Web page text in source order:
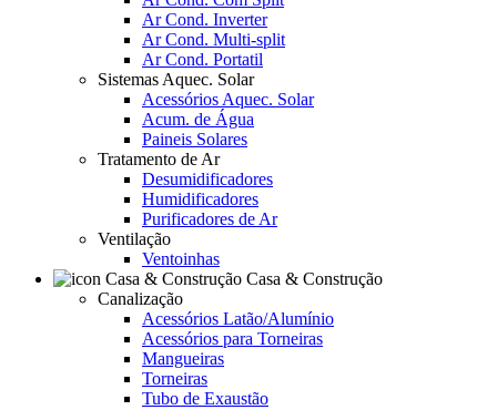
Ar Cond. Inverter
Ar Cond. Multi-split
Ar Cond. Portatil
Sistemas Aquec. Solar
Acessórios Aquec. Solar
Acum. de Água
Paineis Solares
Tratamento de Ar
Desumidificadores
Humidificadores
Purificadores de Ar
Ventilação
Ventoinhas
Casa & Construção
Canalização
Acessórios Latão/Alumínio
Acessórios para Torneiras
Mangueiras
Torneiras
Tubo de Exaustão